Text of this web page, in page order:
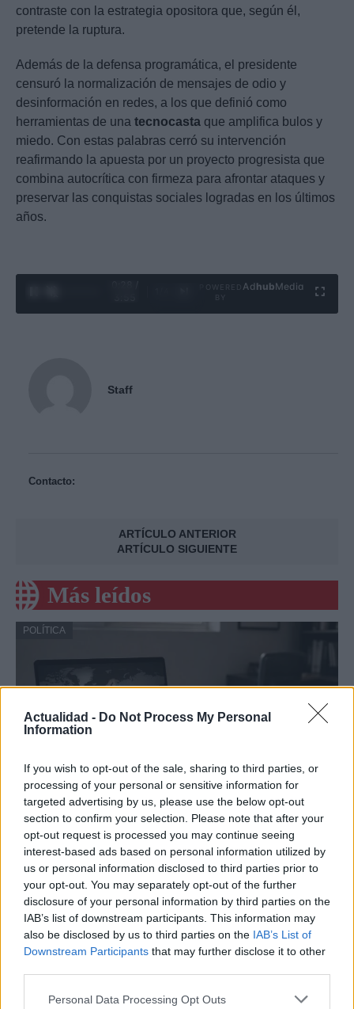
Actualidad - Do Not Process My Personal
Information
If you wish to opt-out of the sale, sharing to third parties, or
processing of your personal or sensitive information for
targeted advertising by us, please use the below opt-out
section to confirm your selection. Please note that after your
opt-out request is processed you may continue seeing
interest-based ads based on personal information utilized by
us or personal information disclosed to third parties prior to
your opt-out. You may separately opt-out of the further
disclosure of your personal information by third parties on the
IAB’s list of downstream participants. This information may
also be disclosed by us to third parties on the IAB’s List of
Downstream Participants that may further disclose it to other
Please note that this website/app uses one or more Google
Personal Data Processing Opt Outs
contraste con la estrategia opositora que, según él,
pretende la ruptura.
Además de la defensa programática, el presidente
censuró la normalización de mensajes de odio y
desinformación en redes, a los que definió como
herramientas de una tecnocasta que amplifica bulos y
miedo. Con estas palabras cerró su intervención
reafirmando la apuesta por un proyecto progresista que
combina autocrítica con firmeza para afrontar ataques y
preservar las conquistas sociales logradas en los últimos
años.
Ad hubMedia
Staff
Contacto:
ARTÍCULO ANTERIOR
ARTÍCULO SIGUIENTE
Más leídos
POLÍTICA
Cómo la política internacional de Trump
está cambiando las posturas de sus
seguidores más cercanos
La política exterior de Donald Trump, especialmente en…
POLÍTICA